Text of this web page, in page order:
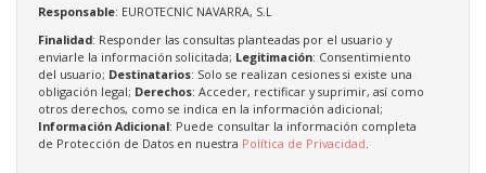
Responsable: EUROTECNIC NAVARRA, S.L
Finalidad: Responder las consultas planteadas por el usuario y
enviarle la información solicitada; Legitimación: Consentimiento
del usuario; Destinatarios: Solo se realizan cesiones si existe una
obligación legal; Derechos: Acceder, rectificar y suprimir, así como
otros derechos, como se indica en la información adicional;
Información Adicional: Puede consultar la información completa
de Protección de Datos en nuestra Política de Privacidad.